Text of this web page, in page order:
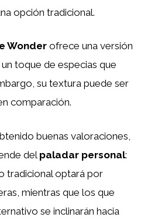
opción tradicional.
Wonder ofrece una versión
toque de especias que
su textura puede ser
comparación.
buenas valoraciones,
del paladar personal:
tradicional optará por
mientras que los que
se inclinarán hacia